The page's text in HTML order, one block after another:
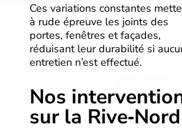
Ces variations constantes
à rude épreuve les joints des
portes, fenêtres et façades,
réduisant leur durabilité si
entretien n’est effectué.
Nos
sur la Rive‑Nord